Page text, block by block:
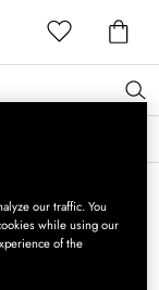
our traffic. You
while using our
of the